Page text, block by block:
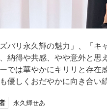
バリ永久輝の魅力」、「キ
納得や共感、やや意外と思
では華やかにキリリと存在
優しくおだやかに向き合い
永久輝せあ